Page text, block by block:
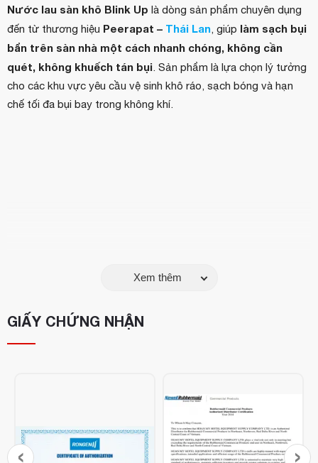
Nước lau sàn khô Blink Up là dòng sản phẩm chuyên dụng
đến từ thương hiệu Peerapat – Thái Lan, giúp làm sạch bụi
bẩn trên sàn nhà một cách nhanh chóng, không cần
quét, không khuếch tán bụi. Sản phẩm là lựa chọn lý tưởng
cho các khu vực yêu cầu vệ sinh khô ráo, sạch bóng và hạn
chế tối đa bụi bay trong không khí.
Ưu điểm nổi bật:
Xem thêm
GIẤY CHỨNG NHẬN
‹ ›